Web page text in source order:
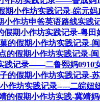
期小作坊实践记录-皖元妈
小作坊申爸英语路线实践
假期小作坊实践记录-粤田
的假期小作坊实践记录-
的假期小作坊实践记录-
践记录——二鲁熙妈0910
的假期小作坊实践记录-
作坊实践记录-----二皖妞
的假期小作坊实践-冀靖妈